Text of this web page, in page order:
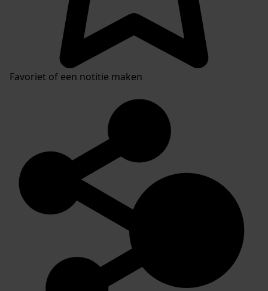
Favoriet of een notitie maken